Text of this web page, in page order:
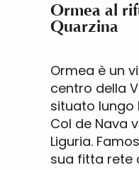
Ormea al
Quarzina
Ormea è un
centro della
situato lungo
Col de Nava
Liguria.
sua fitta rete